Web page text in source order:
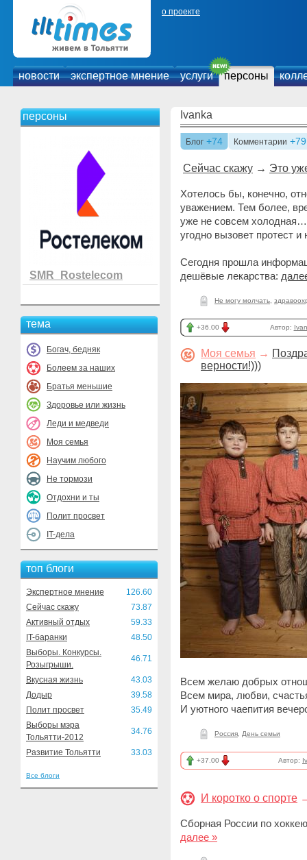
о проекте
новости экспертное мнение услуги персоны
персоны
SMR_Rostelecom
тема
Богач, бедняк
Болеем за наших
Братья меньшие
Здоровье или жизнь
Леди и медведи
Моя семья
Научим любого
Не тормози
Отдохни и ты
Полит просвет
IT-дела
топ блоги
Экспертное мнение
126.60
Сейчас скажу
73.87
Активный отдых
59.33
IT-баранки
48.50
Выборы. Конкурсы.
Розыгрыши.
46.71
Вкусная жизнь
43.03
Додыр
39.58
Полит просвет
35.49
Выборы мэра
Тольятти-2012
34.76
Развитие Тольятти 33.03
Все блоги
Ivanka
Блог +74 Комментарии
Сейчас скажу → Это
Хотелось бы, конечно,
уважением. Тем более,
уже не совсем
угодно вызовет протест и
Сегодня прошла
дешёвые лекарства:
Не могу молчать
+36.00 Автор:
Моя семья →
верности!)))
Всем желаю добрых
Всем мира, любви,
И уютного чаепития
Россия День семьи
+37.00 Автор:
И коротко о спорте
Сборная России по
далее »